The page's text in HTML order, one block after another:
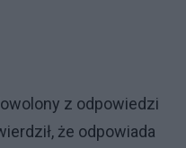
z odpowiedzi
że odpowiada